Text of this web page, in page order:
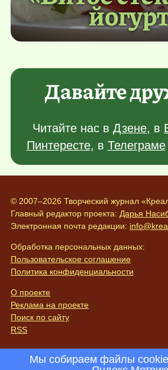
Давайте
Читайте нас в Дзене, в
Пинтересте, в Телеграме
© 2007–2026 Творческий журнал
Главный редактор проекта: Дарья
Электронная почта редакции:
Обработка персональных данных:
Пользовательское соглашение
Политика конфиденциальности
О проекте
Реклама на проекте
Поиск по сайту
RSS
Мы собираем файлы